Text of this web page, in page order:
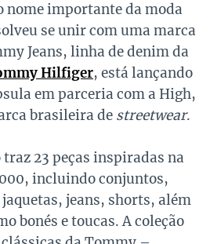
nome importante da moda
se unir com uma marca
Jeans, linha de denim da
Hilfiger, está lançando
em parceria com a High,
brasileira de streetwear.
23 peças inspiradas na
incluindo conjuntos,
jeans, shorts, além
bonés e toucas. A coleção